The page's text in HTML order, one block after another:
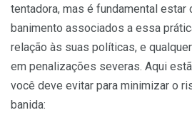
tentadora, mas é fundamental
banimento associados a essa
relação às suas políticas, e
em penalizações severas. Aqui
você deve evitar para minimizar o
banida: